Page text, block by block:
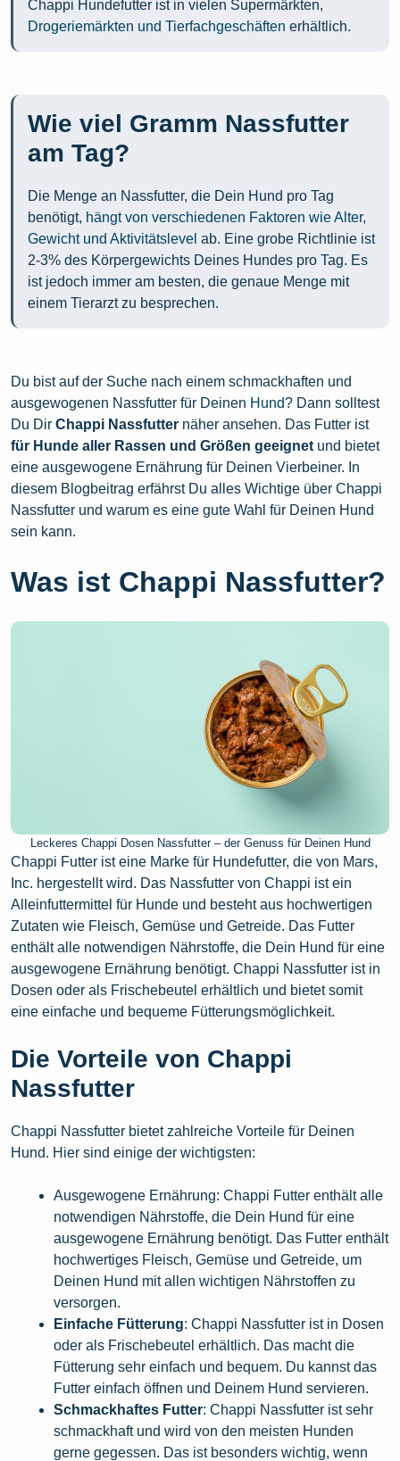
Chappi Hundefutter ist in vielen Supermärkten,
Drogeriemärkten und Tierfachgeschäften erhältlich.
Wie viel Gramm Nassfutter
am Tag?
Die Menge an Nassfutter, die Dein Hund pro Tag
benötigt, hängt von verschiedenen Faktoren wie Alter,
Gewicht und Aktivitätslevel ab. Eine grobe Richtlinie ist
2-3% des Körpergewichts Deines Hundes pro Tag. Es
ist jedoch immer am besten, die genaue Menge mit
einem Tierarzt zu besprechen.
Du bist auf der Suche nach einem schmackhaften und
ausgewogenen Nassfutter für Deinen Hund? Dann solltest
Du Dir Chappi Nassfutter näher ansehen. Das Futter ist
für Hunde aller Rassen und Größen geeignet und bietet
eine ausgewogene Ernährung für Deinen Vierbeiner. In
diesem Blogbeitrag erfährst Du alles Wichtige über Chappi
Nassfutter und warum es eine gute Wahl für Deinen Hund
sein kann.
Was ist Chappi Nassfutter?
Leckeres Chappi Dosen Nassfutter – der Genuss für Deinen Hund
Chappi Futter ist eine Marke für Hundefutter, die von Mars,
Inc. hergestellt wird. Das Nassfutter von Chappi ist ein
Alleinfuttermittel für Hunde und besteht aus hochwertigen
Zutaten wie Fleisch, Gemüse und Getreide. Das Futter
enthält alle notwendigen Nährstoffe, die Dein Hund für eine
ausgewogene Ernährung benötigt. Chappi Nassfutter ist in
Dosen oder als Frischebeutel erhältlich und bietet somit
eine einfache und bequeme Fütterungsmöglichkeit.
Die Vorteile von Chappi
Nassfutter
Chappi Nassfutter bietet zahlreiche Vorteile für Deinen
Hund. Hier sind einige der wichtigsten:
Ausgewogene Ernährung: Chappi Futter enthält alle
notwendigen Nährstoffe, die Dein Hund für eine
ausgewogene Ernährung benötigt. Das Futter enthält
hochwertiges Fleisch, Gemüse und Getreide, um
Deinen Hund mit allen wichtigen Nährstoffen zu
versorgen.
Einfache Fütterung: Chappi Nassfutter ist in Dosen
oder als Frischebeutel erhältlich. Das macht die
Fütterung sehr einfach und bequem. Du kannst das
Futter einfach öffnen und Deinem Hund servieren.
Schmackhaftes Futter: Chappi Nassfutter ist sehr
schmackhaft und wird von den meisten Hunden
gerne gegessen. Das ist besonders wichtig, wenn